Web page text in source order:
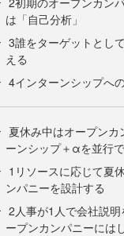
は「自己分析」
3誰をターゲットとし
える
4インターンシップへ
夏休み中はオープンカ
ーンシップ＋αを並行
1リソースに応じて夏
ンパニーを設計する
2人事が1人で会社説
ープンカンパニーには